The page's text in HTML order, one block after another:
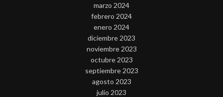
marzo 2024
febrero 2024
enero 2024
diciembre 2023
noviembre 2023
octubre 2023
septiembre 2023
agosto 2023
julio 2023